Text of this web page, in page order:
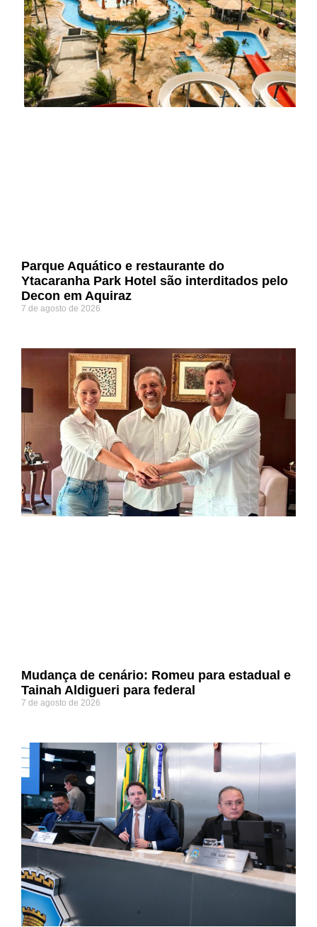
Parque Aquático e restaurante do
Ytacaranha Park Hotel são interditados pelo
Decon em Aquiraz
7 de agosto de 2026
Mudança de cenário: Romeu para estadual e
Tainah Aldigueri para federal
7 de agosto de 2026